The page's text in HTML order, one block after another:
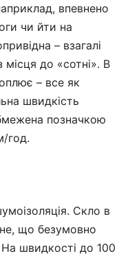
впевнено
чи йти на
– взагалі
до «сотні». В
– все як
швидкість
позначкою
год.
Скло в
що безумовно
На швидкості до 100